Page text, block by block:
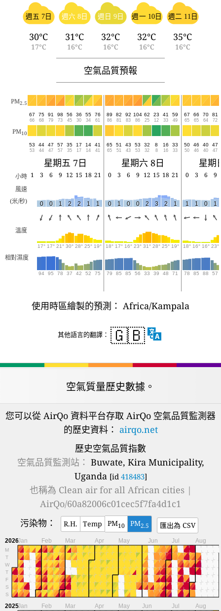
週五 7日
30°C
17°C
週六 8日
31°C
16°C
週日 9日
32°C
16°C
週一 10日
32°C
16°C
週二 11日
35°C
16°C
空氣品質預報
PM2.5
67
66
75
68
91
79
98
73
56
45
36
30
55
34
76
61
89
86
82
81
92
83
104
86
62
25
23
12
41
33
59
49
67
65
66
65
70
64
81
72
PM10
53
53
44
44
47
47
57
57
35
35
17
17
14
14
41
41
65
65
51
51
43
43
53
53
32
32
8
8
16
16
33
33
50
50
46
46
40
40
47
47
星期五 7日 星期六 8日 星期
小時 1 3 6 9 12 15 18 21 0 3 6 9 12 15 18 21 0 3 6
9
風速
(米/秒)
0 0 1 2 2 1 1 0 1 0 0 2 3 2 1 1 1 0 1
溫度
17° 17° 21° 30° 28° 25° 19° 18° 17° 16° 23° 31° 28° 25° 19° 18° 16° 16° 23°
相對濕度
94 95 78 37 42 52 75 79 85 85 56 33 39 48 71 78 85 88 57
使用時區繪製的預測： Africa/Kampala
其他語言的翻譯： 🇬🇧
空氣質量歷史數據。
您可以從 AirQo 資料平台存取 AirQo 空氣品質監測器
的歷史資料： airqo.net
歷史空氣品質指數
空氣品質監測站： Buwate, Kira Municipality,
Uganda [id 418483]
也稱為 Clean air for all African cities |
AirQo/60a82006c01cec5f7fa4d1c1
污染物：
R.H. Temp PM10 PM2.5 匯出為 CSV
2026
M
T
W
T
F
S
S
Jan Feb Mar Apr May Jun Jul Aug
2025Jan Feb Mar Apr May Jun Jul Aug